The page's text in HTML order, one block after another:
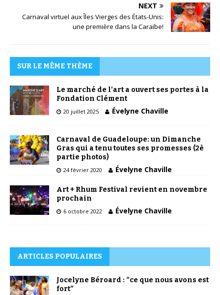
NEXT
Carnaval virtuel aux Îles Vierges des États-Unis:
une première dans la Caraïbe!
SUR LE MÊME THÈME
Le marché de l’art a ouvert ses portes à la
Fondation Clément
20 juillet 2025 Évelyne Chaville
Carnaval de Guadeloupe: un Dimanche
Gras qui a tenu toutes ses promesses (2è
partie photos)
24 février 2020 Évelyne Chaville
Art + Rhum Festival revient en novembre
prochain
6 octobre 2022 Évelyne Chaville
ARTICLES POPULAIRES
Jocelyne Béroard : “ce que nous avons est
fort”